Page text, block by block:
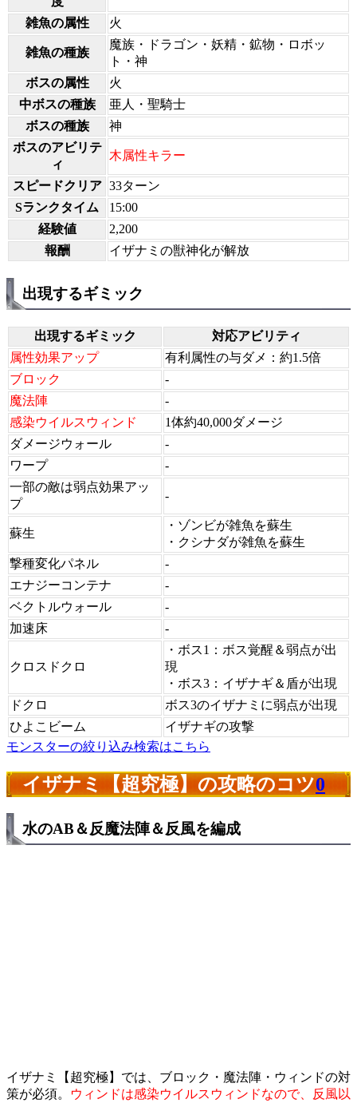
雑魚の属性
火
雑魚の種族
魔族・ドラゴン・妖精・鉱物・ロボッ
ト・神
ボスの属性
火
中ボスの種族
亜人・聖騎士
ボスの種族
神
ボスのアビリテ
ィ
木属性キラー
スピードクリア 33ターン
Sランクタイム
15:00
経験値
2,200
報酬
イザナミの獣神化が解放
出現するギミック
出現するギミック
対応アビリティ
属性効果アップ
有利属性の与ダメ：約1.5倍
ブロック
-
魔法陣
-
感染ウイルスウィンド
1体約40,000ダメージ
ダメージウォール
-
ワープ
-
一部の敵は弱点効果アッ
プ
-
蘇生
・ゾンビが雑魚を蘇生
・クシナダが雑魚を蘇生
撃種変化パネル
-
エナジーコンテナ
-
ベクトルウォール
-
加速床
-
クロスドクロ
・ボス1：ボス覚醒＆弱点が出
現
・ボス3：イザナギ＆盾が出現
ドクロ
ボス3のイザナミに弱点が出現
ひよこビーム
イザナギの攻撃
モンスターの絞り込み検索はこちら
イザナミ【超究極】の攻略のコツ0
水のAB＆反魔法陣＆反風を編成
イザナミ【超究極】では、ブロック・魔法陣・ウィンドの対
策が必須。
ウィンドは感染ウイルスウィンドなので、反風以